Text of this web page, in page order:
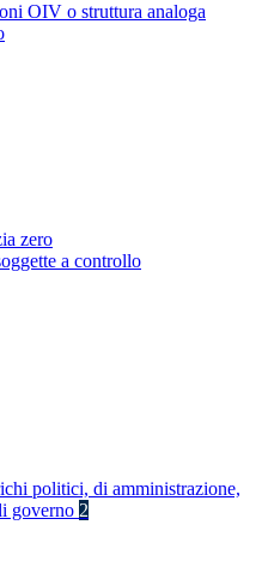
OIV o struttura analoga
zero
a controllo
politici, di amministrazione,
governo 2